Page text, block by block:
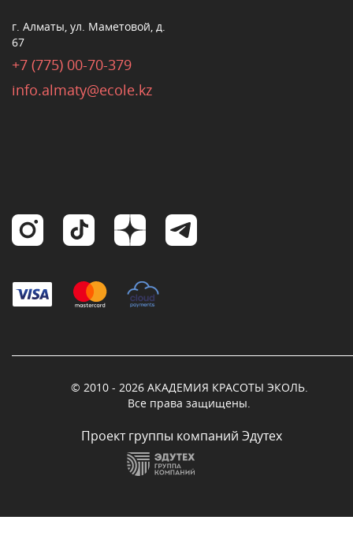
г. Алматы, ул. Маметовой, д.
67
+7 (775) 00-70-379
info.almaty@ecole.kz
© 2010 - 2026 АКАДЕМИЯ КРАСОТЫ ЭКОЛЬ.
Все права защищены.
Проект группы компаний Эдутех